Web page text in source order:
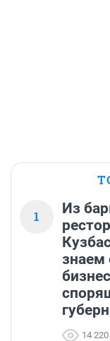
1
Из
знаем
14 220